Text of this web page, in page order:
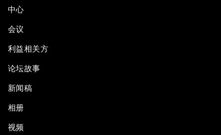
中心
会议
利益相关方
论坛故事
新闻稿
相册
视频